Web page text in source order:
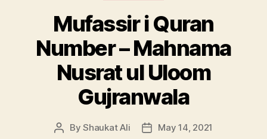
Mufassir i Quran
Number – Mahnama
Nusrat ul Uloom
Gujranwala
PostByShaukat Ali
PostMay 14, 2021